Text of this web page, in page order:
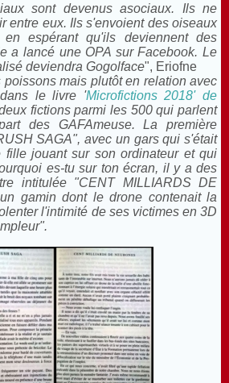
sont devenus asociaux. Ils ne
entre eux. Ils s'envoient des oiseaux
espérant qu'ils deviennent des
a lancé une OPA sur Facebook. Le
deviendra Gogolface", Eriofne
mais plutôt en relation avec
le livre 'Microfictions 2018' de
fictions parmi les 500 qui parlent
des GAFAmeuse. La première
SAGA", avec un gars qui s'était
fille jouant sur son ordinateur et qui
es-tu sur ton écran, il y a des
intitulée "CENT MILLIARDS DE
gamin dont le drone contenait la
l'intimité de ses victimes en 3D